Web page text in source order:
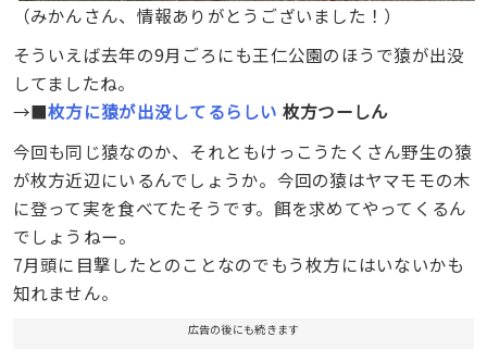
（みかんさん、情報ありがとうございました！）
そういえば去年の9月ごろにも王仁公園のほうで猿が出没
してましたね。
→■枚方に猿が出没してるらしい 枚方つーしん
今回も同じ猿なのか、それともけっこうたくさん野生の猿
が枚方近辺にいるんでしょうか。今回の猿はヤマモモの木
に登って実を食べてたそうです。餌を求めてやってくるん
でしょうねー。
7月頭に目撃したとのことなのでもう枚方にはいないかも
知れません。
広告の後にも続きます